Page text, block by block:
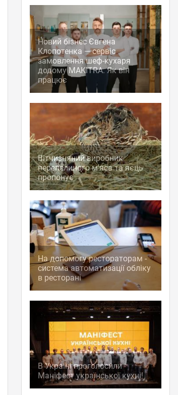
Новий бізнес Євгена
Клопотенка — сервіс
замовлення шеф-кухаря
додому MAKITRA. Як він
працює
Вітчизняний виробник
перепелиного м'яса та яєць
пропонує
На допомогу рестораторам -
система автоматизації обліку
в ресторані
В Україні проголосили
Маніфест української кухні!